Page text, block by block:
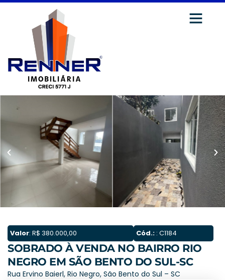
Valor: R$ 380.000,00 Cód.: : C1184
SOBRADO À VENDA NO BAIRRO RIO
NEGRO EM SÃO BENTO DO SUL-SC
Rua Ervino Baierl, Rio Negro, São Bento do Sul – SC